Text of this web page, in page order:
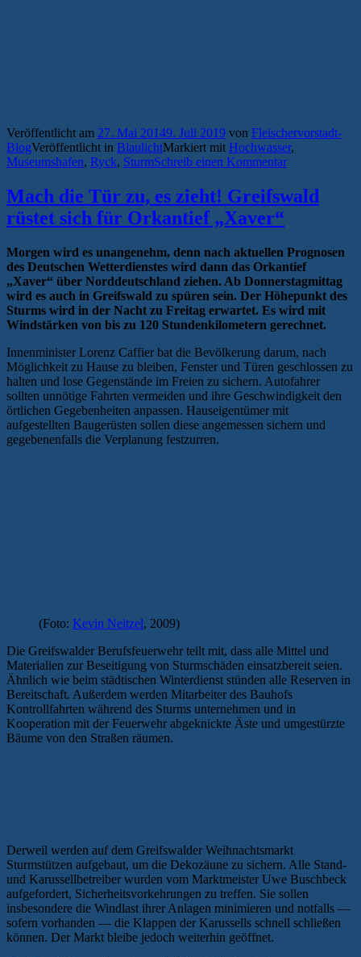
Veröffentlicht am 27. Mai 20149. Juli 2019 von Fleischervorstadt-
BlogVeröffentlicht in BlaulichtMarkiert mit Hochwasser,
Museumshafen, Ryck, SturmSchreib einen Kommentar
Mach die Tür zu, es zieht! Greifswald
rüstet sich für Orkantief „Xaver“
Morgen wird es unangenehm, denn nach aktuellen Prognosen
des Deutschen Wetterdienstes wird dann das Orkantief
„Xaver“ über Norddeutschland ziehen. Ab Donnerstagmittag
wird es auch in Greifswald zu spüren sein. Der Höhepunkt des
Sturms wird in der Nacht zu Freitag erwartet. Es wird mit
Windstärken von bis zu 120 Stundenkilometern gerechnet.
Innenminister Lorenz Caffier bat die Bevölkerung darum, nach
Möglichkeit zu Hause zu bleiben, Fenster und Türen geschlossen zu
halten und lose Gegenstände im Freien zu sichern. Autofahrer
sollten unnötige Fahrten vermeiden und ihre Geschwindigkeit den
örtlichen Gegebenheiten anpassen. Hauseigentümer mit
aufgestellten Baugerüsten sollen diese angemessen sichern und
gegebenenfalls die Verplanung festzurren.
(Foto: Kevin Neitzel, 2009)
Die Greifswalder Berufsfeuerwehr teilt mit, dass alle Mittel und
Materialien zur Beseitigung von Sturmschäden einsatzbereit seien.
Ähnlich wie beim städtischen Winterdienst stünden alle Reserven in
Bereitschaft. Außerdem werden Mitarbeiter des Bauhofs
Kontrollfahrten während des Sturms unternehmen und in
Kooperation mit der Feuerwehr abgeknickte Äste und umgestürzte
Bäume von den Straßen räumen.
Derweil werden auf dem Greifswalder Weihnachtsmarkt
Sturmstützen aufgebaut, um die Dekozäune zu sichern. Alle Stand-
und Karussellbetreiber wurden vom Marktmeister Uwe Buschbeck
aufgefordert, Sicherheitsvorkehrungen zu treffen. Sie sollen
insbesondere die Windlast ihrer Anlagen minimieren und notfalls —
sofern vorhanden — die Klappen der Karussells schnell schließen
können. Der Markt bleibe jedoch weiterhin geöffnet.